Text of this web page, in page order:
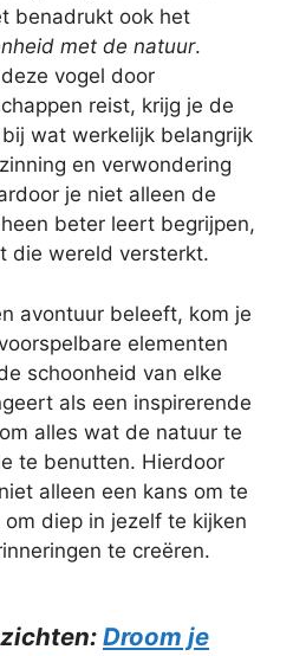
benadrukt ook het
met de natuur.
vogel door
reist, krijg je de
wat werkelijk belangrijk
en verwondering
je niet alleen de
beter leert begrijpen,
die wereld versterkt.
avontuur beleeft, kom je
elementen
schoonheid van elke
als een inspirerende
alles wat de natuur te
te benutten. Hierdoor
alleen een kans om te
diep in jezelf te kijken
te creëren.
Droom je